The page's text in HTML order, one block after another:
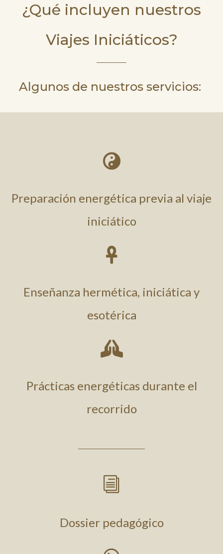
¿Qué incluyen nuestros
Viajes Iniciáticos?
Algunos de nuestros servicios:

Preparación energética previa al viaje
iniciático

Enseñanza hermética, iniciática y
esotérica

Prácticas energéticas durante el
recorrido
i
Dossier pedagógico